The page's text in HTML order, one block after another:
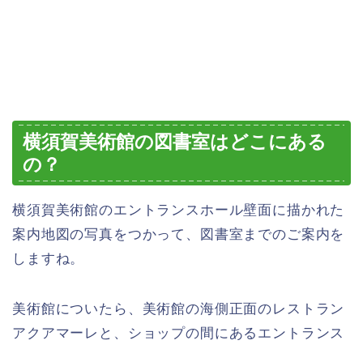
横須賀美術館の図書室はどこにある
の？
横須賀美術館のエントランスホール壁面に描かれた
案内地図の写真をつかって、図書室までのご案内を
しますね。
美術館についたら、美術館の海側正面のレストラン
アクアマーレと、ショップの間にあるエントランス